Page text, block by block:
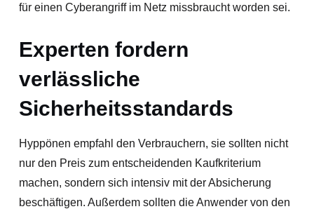
für einen Cyberangriff im Netz missbraucht worden sei.
Experten fordern
verlässliche
Sicherheitsstandards
Hyppönen empfahl den Verbrauchern, sie sollten nicht
nur den Preis zum entscheidenden Kaufkriterium
machen, sondern sich intensiv mit der Absicherung
beschäftigen. Außerdem sollten die Anwender von den